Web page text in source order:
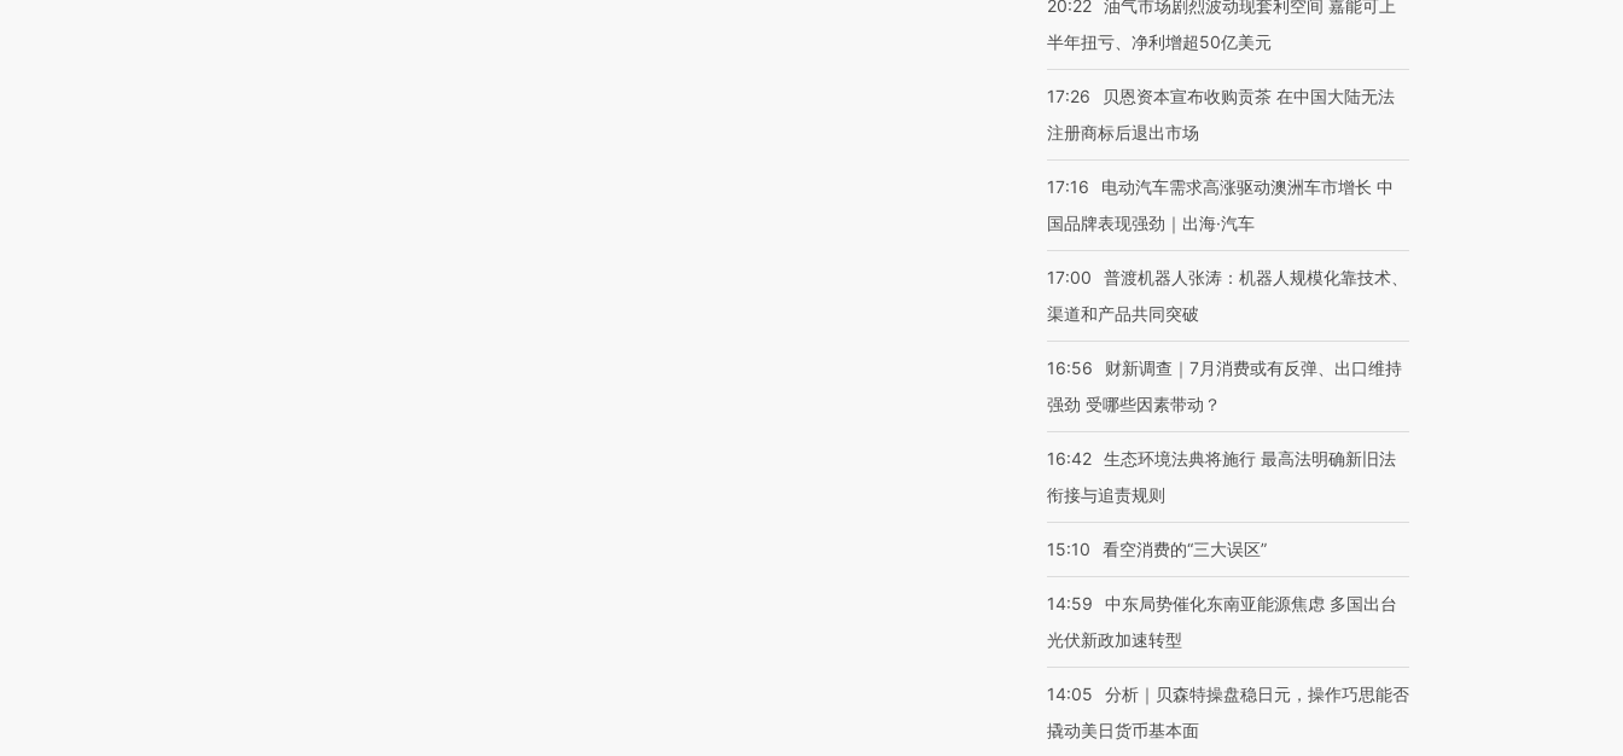
20:22 油气市场剧烈波动现套利空间 嘉能可上
半年扭亏、净利增超50亿美元
17:26
贝恩资本宣布收购贡茶 在中国大陆无法
注册商标后退出市场
17:16
电动汽车需求高涨驱动澳洲车市增长 中
国品牌表现强劲｜出海·汽车
17:00
普渡机器人张涛：机器人规模化靠技术、
渠道和产品共同突破
16:56
财新调查｜7月消费或有反弹、出口维持
强劲 受哪些因素带动？
16:42 生态环境法典将施行 最高法明确新旧法
衔接与追责规则
15:10 看空消费的“三大误区”
14:59
中东局势催化东南亚能源焦虑 多国出台
光伏新政加速转型
14:05
分析｜贝森特操盘稳日元，操作巧思能否
撬动美日货币基本面